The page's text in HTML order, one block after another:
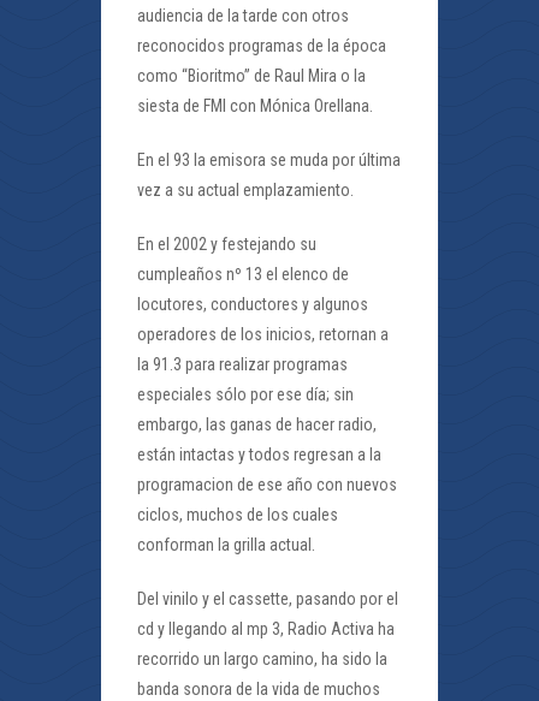
audiencia de la tarde con otros
reconocidos programas de la época
como “Bioritmo” de Raul Mira o la
siesta de FMI con Mónica Orellana.
En el 93 la emisora se muda por última
vez a su actual emplazamiento.
En el 2002 y festejando su
cumpleaños nº 13 el elenco de
locutores, conductores y algunos
operadores de los inicios, retornan a
la 91.3 para realizar programas
especiales sólo por ese día; sin
embargo, las ganas de hacer radio,
están intactas y todos regresan a la
programacion de ese año con nuevos
ciclos, muchos de los cuales
conforman la grilla actual.
Del vinilo y el cassette, pasando por el
cd y llegando al mp 3, Radio Activa ha
recorrido un largo camino, ha sido la
banda sonora de la vida de muchos